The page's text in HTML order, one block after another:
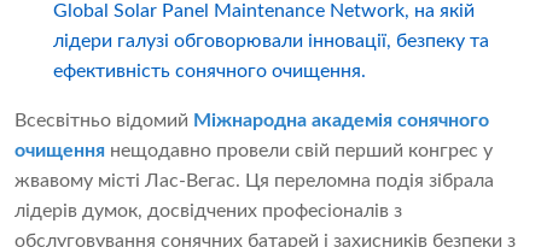
Global Solar Panel Maintenance Network, на якій
лідери галузі обговорювали інновації, безпеку та
ефективність сонячного очищення.
Всесвітньо відомий Міжнародна академія сонячного
очищення нещодавно провели свій перший конгрес у
жвавому місті Лас-Вегас. Ця переломна подія зібрала
лідерів думок, досвідчених професіоналів з
обслуговування сонячних батарей і захисників безпеки з